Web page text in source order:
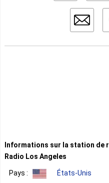
Informations sur la station de
Radio Los Angeles
Pays : États-Unis